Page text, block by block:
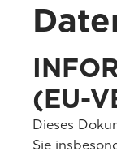
(EU-
Dieses
Sie